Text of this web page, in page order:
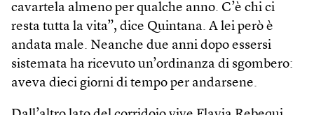
cavartela almeno per qualche anno. C’è chi ci
resta tutta la vita”, dice Quintana. A lei però è
andata male. Neanche due anni dopo essersi
sistemata ha ricevuto un’ordinanza di sgombero:
aveva dieci giorni di tempo per andarsene.